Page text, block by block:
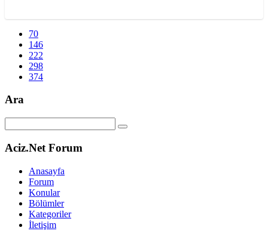
70
146
222
298
374
Ara
Aciz.Net Forum
Anasayfa
Forum
Konular
Bölümler
Kategoriler
İletişim